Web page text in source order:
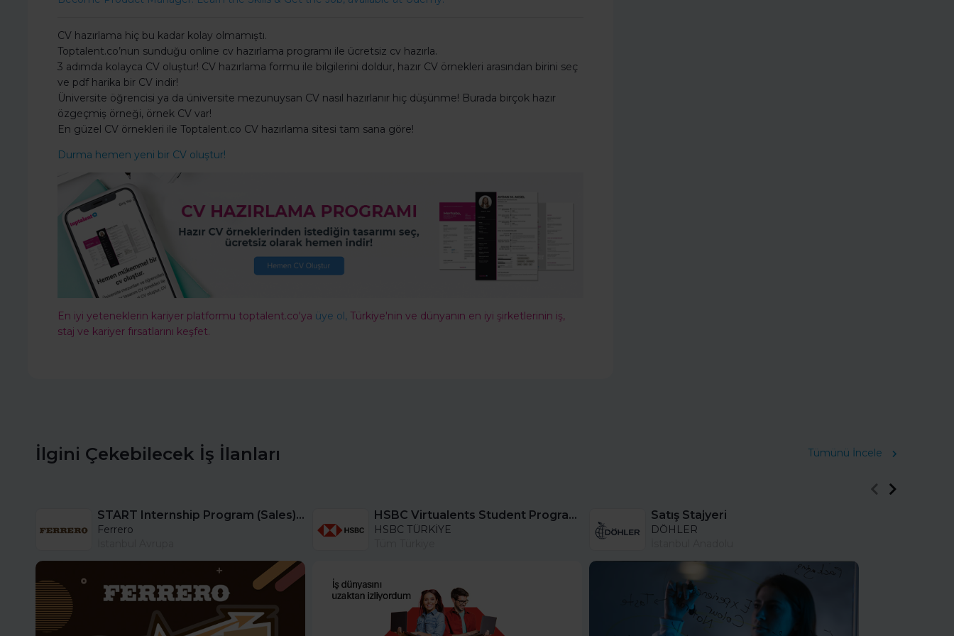
CV hazırlama hiç bu kadar kolay olmamıştı.
Toptalent.co’nun sunduğu online cv hazırlama programı ile ücretsiz cv hazırla.
3 adımda kolayca CV oluştur! CV hazırlama formu ile bilgilerini doldur, hazır CV örnekleri arasından birini seç
ve pdf harika bir CV indir!
Üniversite öğrencisi ya da üniversite mezunuysan CV nasıl hazırlanır hiç düşünme! Burada birçok hazır
özgeçmiş örneği, örnek CV var!
En güzel CV örnekleri ile Toptalent.co CV hazırlama sitesi tam sana göre!
Durma hemen yeni bir CV oluştur!
En iyi yeteneklerin kariyer platformu toptalent.co'ya üye ol, Türkiye'nin ve dünyanın en iyi şirketlerinin iş,
staj ve kariyer fırsatlarını keşfet.
İlgini Çekebilecek İş İlanları Tümünü İncele
START Internship Program (Sales) - Istanbul
Ferrero
HSBC Virtualents Student Program bu sene de devam ediyor!
HSBC TÜRKİYE
Satış Stajyeri
DÖHLER